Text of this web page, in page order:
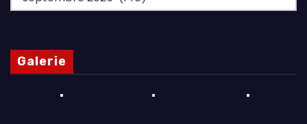
Galerie